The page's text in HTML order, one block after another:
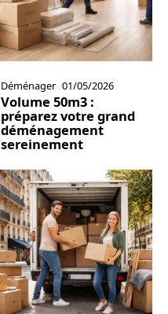
Déménager 01/05/2026
Volume 50m3 :
préparez votre grand
déménagement
sereinement